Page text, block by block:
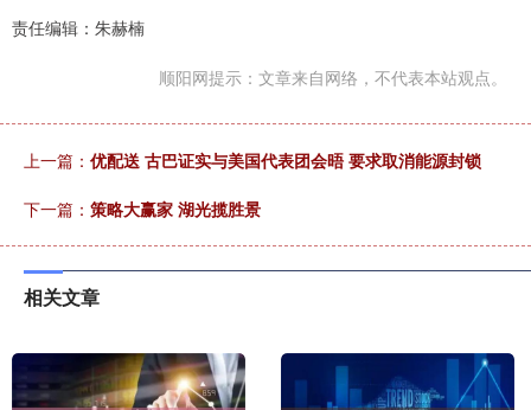
责任编辑：朱赫楠
顺阳网提示：文章来自网络，不代表本站观点。
上一篇： 优配送 古巴证实与美国代表团会晤 要求取消能源封锁
下一篇： 策略大赢家 湖光揽胜景
相关文章